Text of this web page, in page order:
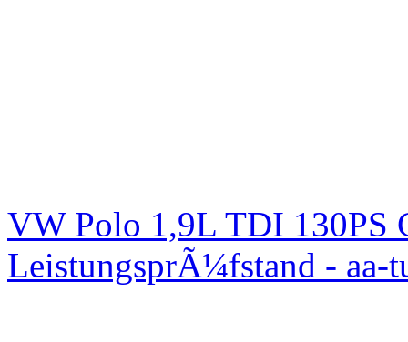
VW Polo 1,9L TDI 130PS
LeistungsprÃ¼fstand - aa-